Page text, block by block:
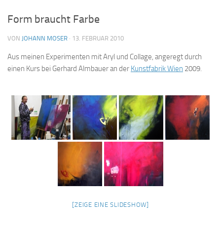
Form braucht Farbe
VON JOHANN MOSER · 13. FEBRUAR 2010
Aus meinen Experimenten mit Aryl und Collage, angeregt durch
einen Kurs bei Gerhard Almbauer an der Kunstfabrik Wien 2009.
[ZEIGE EINE SLIDESHOW]